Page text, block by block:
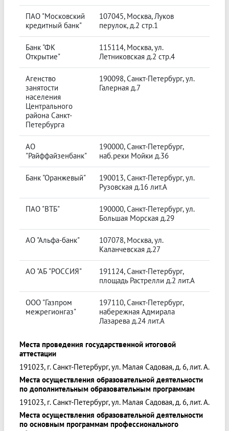
ПАО "Московский
кредитный банк"
107045, Москва, Луков
перулок, д.2 стр.1
Банк "ФК
Открытие"
115114, Москва, ул.
Летниковская д.2 стр.4
Агенство
занятости
населения
Центрального
района Санкт-
Петербурга
190098, Санкт-Петербург, ул.
Галерная д.7
АО
"Райффайзенбанк"
190000, Санкт-Петербург,
наб.реки Мойки д.36
Банк "Оранжевый"
190013, Санкт-Петербург, ул.
Рузовская д.16 лит.А
ПАО "ВТБ"
190000, Санкт-Петербург, ул.
Большая Морская д.29
АО "Альфа-банк"
107078, Москва, ул.
Каланчевская д.27
АО "АБ "РОССИЯ"
191124, Санкт-Петербург,
площадь Растрелли д.2 лит.А
ООО "Газпром
межрегионгаз"
197110, Санкт-Петербург,
набережная Адмирала
Лазарева д.24 лит.А
Места проведения государственной итоговой
аттестации
191023, г. Санкт-Петербург, ул. Малая Садовая, д. 6, лит. А.
Места осуществления образовательной деятельности
по дополнительным образовательным программам
191023, г. Санкт-Петербург, ул. Малая Садовая, д. 6, лит. А.
Места осуществления образовательной деятельности
по основным программам профессионального